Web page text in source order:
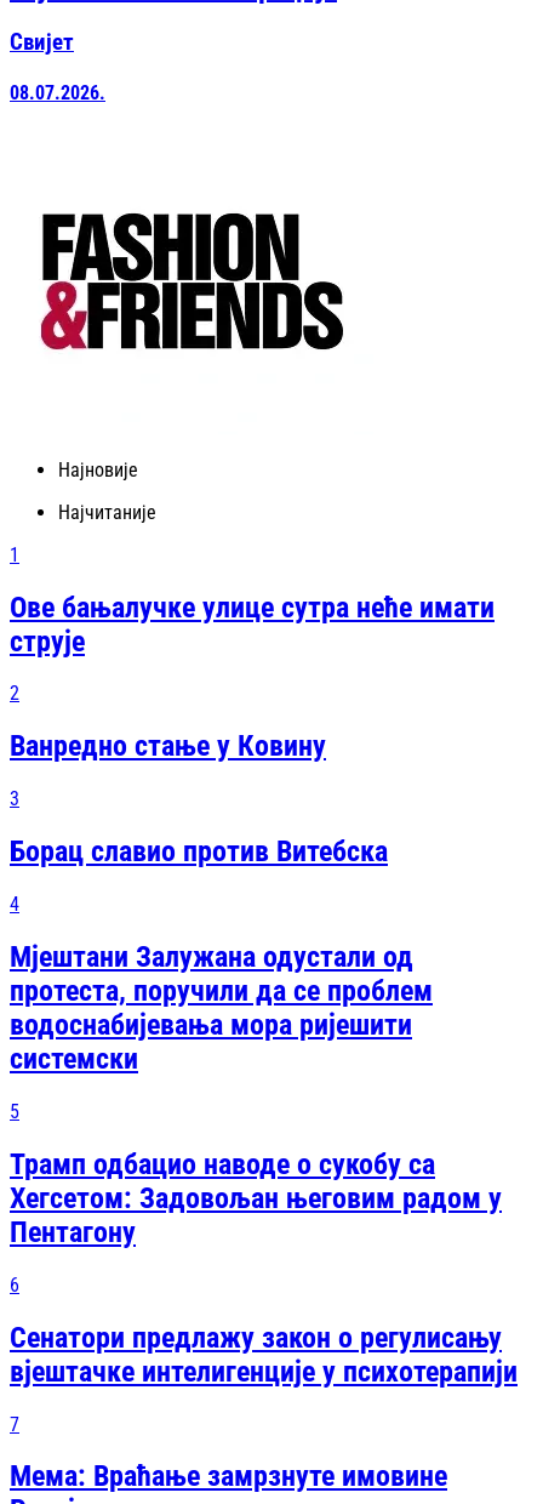
Свијет
08.07.2026.
Најновије
Најчитаније
1
Ове бањалучке улице сутра неће имати
струје
2
Ванредно стање у Ковину
3
Борац славио против Витебска
4
Мјештани Залужана одустали од
протеста, поручили да се проблем
водоснабијевања мора ријешити
системски
5
Трамп одбацио наводе о сукобу са
Хегсетом: Задовољан његовим радом у
Пентагону
6
Сенатори предлажу закон о регулисању
вјештачке интелигенције у психотерапији
7
Мема: Враћање замрзнуте имовине